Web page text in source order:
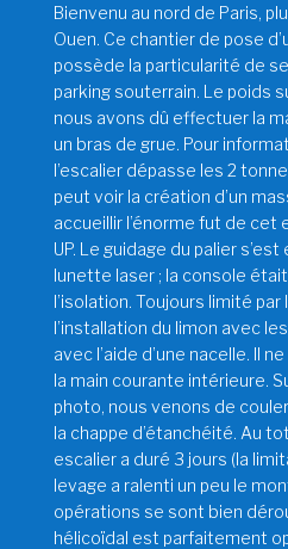
Bienvenu au nord de Paris,
Ouen. Ce chantier de pose
possède la particularité de
parking souterrain. Le poids
nous avons dû effectuer la
un bras de grue. Pour
l’escalier dépasse les 2
peut voir la création d’un
accueillir l’énorme fut de cet
UP. Le guidage du palier
lunette laser ; la console
l’isolation. Toujours limité
l’installation du limon avec
avec l’aide d’une nacelle. Il
la main courante intérieure.
photo, nous venons de
la chappe d’étanchéité. Au
escalier a duré 3 jours (la
levage a ralenti un peu le
opérations se sont bien
hélicoïdal est parfaitement